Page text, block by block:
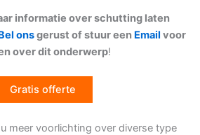
informatie over schutting laten
onsgerust of stuur een Email voor
over dit onderwerp!
Gratis offerte
meer voorlichting over diverse type